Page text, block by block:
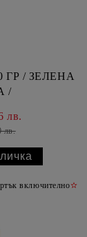
ГР / ЗЕЛЕНА
/
лв.
лв.
включително✫